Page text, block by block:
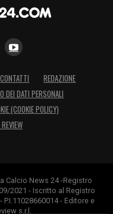
e del gioco
CONTATTI
REDAZIONE
DEI DATI PERSONALI
(COOKIE POLICY)
Calcio News 24 -Registro
2021 - Iscritto al Registro
- Editore e
s.r.l.